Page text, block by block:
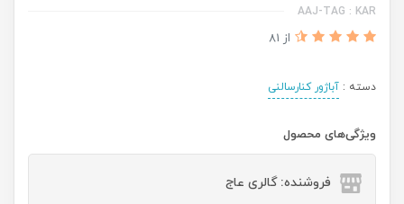
AAJ-TAG : KAR
از 81
دسته : آباژور کنارسالنی
ویژگی‌های محصول
فروشنده: گالری عاج